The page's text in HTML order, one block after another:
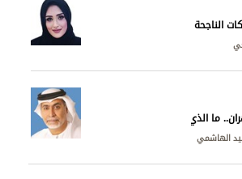
الناجحة
ما الذي يجري خلف المفاوضات؟
الهاشمي